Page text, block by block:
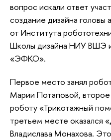
вопрос искали ответ
создание дизайна
от Института
Школы дизайна НИУ ВШЭ
«ЭФКО».
Первое место занял
Марии Потаповой,
роботу «Трикотажный
третьем месте оказался
Владислава Монахова.